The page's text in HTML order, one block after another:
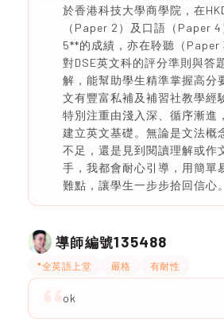
於香港科技大學商學院，在
（Paper 2）及口語（Paper
5**的成績，亦在聆聽（Paper
對DSE英文科的評分準則與答
解，能幫助學生精準掌握高分
文有豐富私補及補習社教學經
特別注重由淺入深、循序漸進
建立英文基礎。無論是文法概
不足，還是見到閱讀理解或作
手，我都會耐心引導，用簡單
難點，讓學生一步步拾回信心。
導師編號135488
*全英語上堂 嚴格 有耐性
ok